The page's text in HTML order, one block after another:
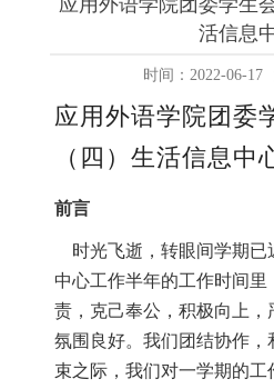
活信息
时间：2022-06-17
应用外语学院团委
（四）生活信息中
前言
时光飞逝，转眼间学期已
中心工作半年的工作时间里
责，克己奉公，积极向上，
氛围良好。我们团结协作
束之际，我们对一学期的工